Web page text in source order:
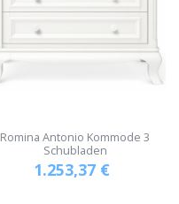
Romina Antonio Kommode 3
Schubladen
1.253,37€